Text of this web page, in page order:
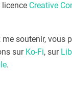
Creative
soutenir, vous
sur Ko-Fi, sur
.